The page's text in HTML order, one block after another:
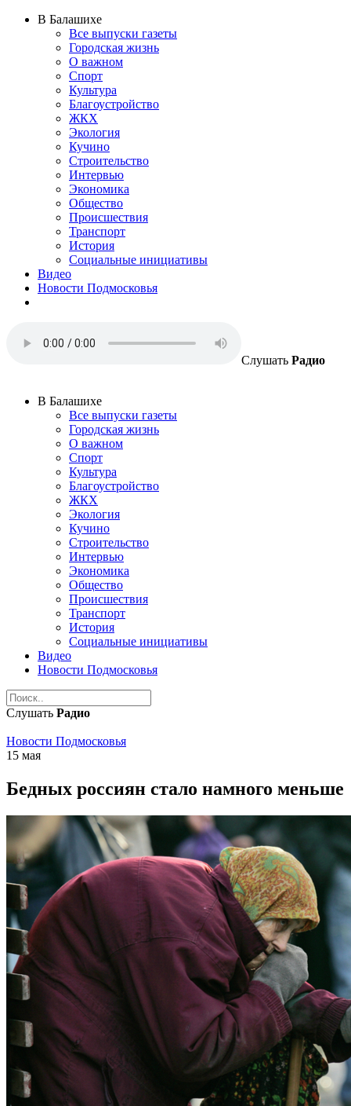
В Балашихе
Все выпуски газеты
Городская жизнь
О важном
Спорт
Культура
Благоустройство
ЖКХ
Экология
Кучино
Строительство
Интервью
Экономика
Общество
Происшествия
Транспорт
История
Социальные инициативы
Видео
Новости Подмосковья
Слушать Радио
В Балашихе
Все выпуски газеты
Городская жизнь
О важном
Спорт
Культура
Благоустройство
ЖКХ
Экология
Кучино
Строительство
Интервью
Экономика
Общество
Происшествия
Транспорт
История
Социальные инициативы
Видео
Новости Подмосковья
Слушать Радио
Новости Подмосковья
15 мая
Бедных россиян стало намного меньше